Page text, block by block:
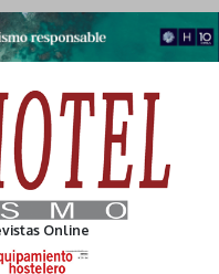
Online